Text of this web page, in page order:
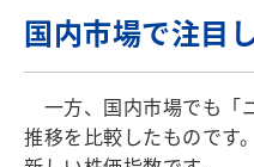
国内市場で注目
一方、国内市場でも「
推移を比較したものです